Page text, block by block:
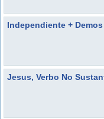
Independiente + Demos
Jesus, Verbo No